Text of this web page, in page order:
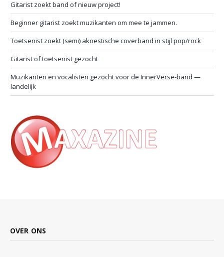
Gitarist zoekt band of nieuw project!
Beginner gitarist zoekt muzikanten om mee te jammen.
Toetsenist zoekt (semi) akoestische coverband in stijl pop/rock
Gitarist of toetsenist gezocht
Muzikanten en vocalisten gezocht voor de InnerVerse-band —
landelijk
OVER ONS